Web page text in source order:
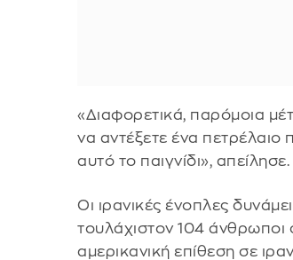
«Διαφορετικά, παρόμοια
να αντέξετε ένα
αυτό το παιγνίδι», απείλησε.
Οι ιρανικές ένοπλες
τουλάχιστον 104
αμερικανική επίθεση σε